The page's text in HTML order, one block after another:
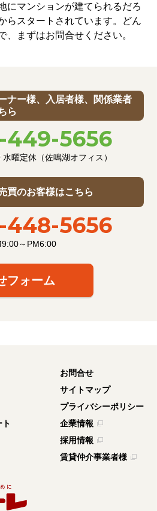
にマンションが建てられるだろ
らスタートされています。どん
、まずはお問合せください。
ナー様、入居者様、関係業者
ら
449-5656
水曜定休（佐鳴湖オフィス）
買のお客様はこちら
448-5656
～PM6:00
フォーム
お問合せ
サイトマップ
プライバシーポリシー
企業情報
採用情報
賃貸仲介事業者様